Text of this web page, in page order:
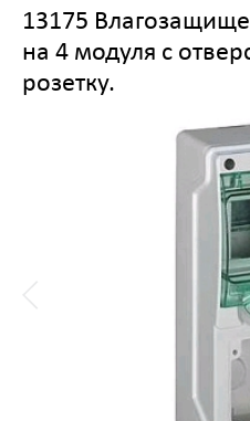
13175
на 4 модуля с
розетку.